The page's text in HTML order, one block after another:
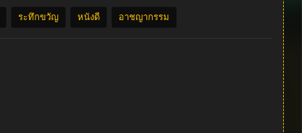
ระทึกขวัญ หนังดี อาชญากรรม